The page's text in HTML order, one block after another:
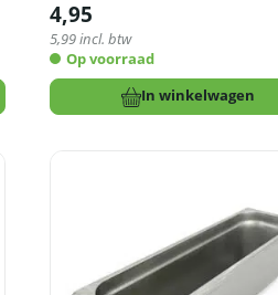
4,95
5,99incl. btw
Op voorraad
In winkelwagen